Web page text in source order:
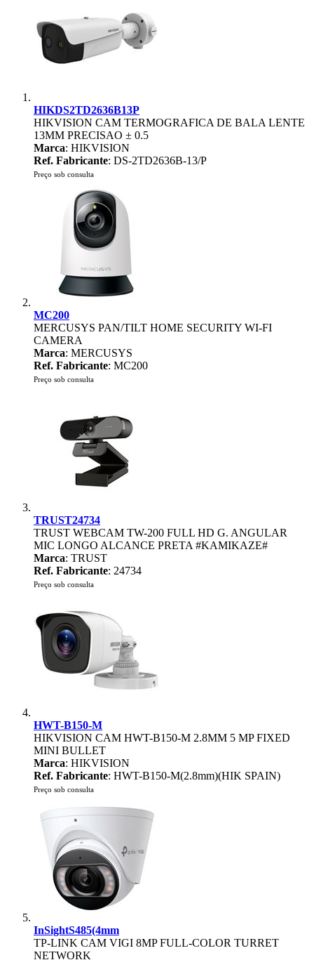
HIKDS2TD2636B13P
HIKVISION CAM TERMOGRAFICA DE BALA LENTE
13MM PRECISAO ± 0.5
Marca: HIKVISION
Ref. Fabricante: DS-2TD2636B-13/P
Preço sob consulta
MC200
MERCUSYS PAN/TILT HOME SECURITY WI-FI
CAMERA
Marca: MERCUSYS
Ref. Fabricante: MC200
Preço sob consulta
TRUST24734
TRUST WEBCAM TW-200 FULL HD G. ANGULAR
MIC LONGO ALCANCE PRETA #KAMIKAZE#
Marca: TRUST
Ref. Fabricante: 24734
Preço sob consulta
HWT-B150-M
HIKVISION CAM HWT-B150-M 2.8MM 5 MP FIXED
MINI BULLET
Marca: HIKVISION
Ref. Fabricante: HWT-B150-M(2.8mm)(HIK SPAIN)
Preço sob consulta
InSightS485(4mm
TP-LINK CAM VIGI 8MP FULL-COLOR TURRET
NETWORK